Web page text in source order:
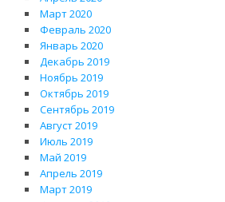
Март 2020
Февраль 2020
Январь 2020
Декабрь 2019
Ноябрь 2019
Октябрь 2019
Сентябрь 2019
Август 2019
Июль 2019
Май 2019
Апрель 2019
Март 2019